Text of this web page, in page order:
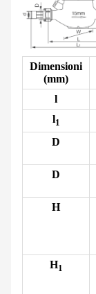
Dimensioni
(mm)
l
l1
D
D
H
H1